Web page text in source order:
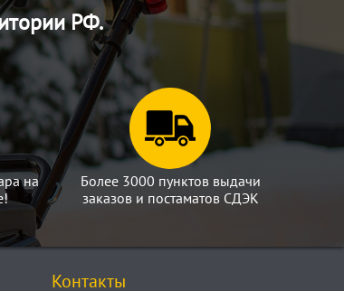
РФ.
на
Более 3000 пунктов выдачи
заказов и постаматов СДЭК
Контакты